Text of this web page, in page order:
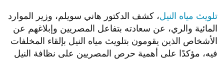
تلويث مياه النيل، كشف الدكتور هاني سويلم، وزير الموارد
المائية والري، عن سعادته بتفاعل المصريين وإبلاغهم عن
الأشخاص الذين يقومون بتلويث مياه النيل بإلقاء المخلفات
فيه، مؤكدًا على أهمية حرص المصريين على نظافة النيل